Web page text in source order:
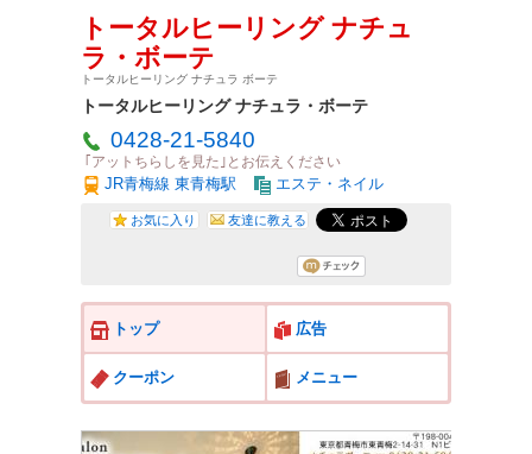
トータルヒーリング ナチュ
ラ・ボーテ
トータルヒーリング ナチュラ ボーテ
トータルヒーリング ナチュラ・ボーテ
0428-21-5840
｢アットちらしを見た｣とお伝えください
JR青梅線 東青梅駅 エステ・ネイル
お気に入り 友達に教える
トップ 広告
クーポン メニュー